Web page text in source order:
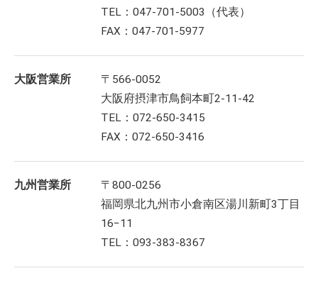
TEL：047-701-5003（代表）
FAX：047-701-5977
大阪営業所
〒566-0052
大阪府摂津市鳥飼本町2-11-42
TEL：072-650-3415
FAX：072-650-3416
九州営業所
〒800-0256
福岡県北九州市小倉南区湯川新町3丁目
16−11
TEL：093-383-8367